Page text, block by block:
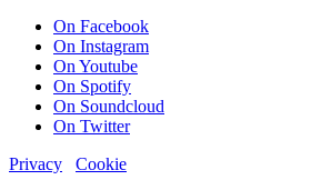
On Facebook
On Instagram
On Youtube
On Spotify
On Soundcloud
On Twitter
Privacy
Cookie